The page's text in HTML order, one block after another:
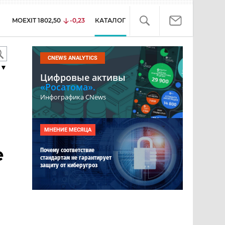
MOEXIT 1802,50 -0,23 КАТАЛОГ
CNEWS ANALYTICS
Цифровые активы
«Росатома».
Инфографика CNews
МНЕНИЕ МЕСЯЦА
Почему соответствие
стандартам не гарантирует
защиту от киберугроз